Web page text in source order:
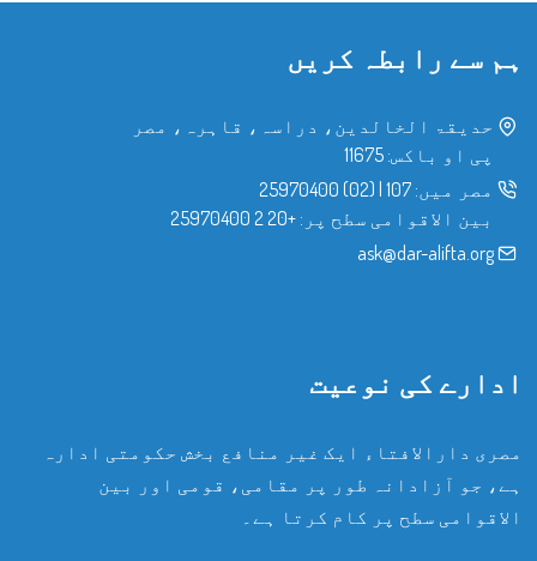
ہم سے رابطہ کریں
حدیقۃ الخالدین، دراسہ، قاہرہ، مصر
پی او باکس: 11675
مصر میں: 107
|
(02) 25970400
بین الاقوامی سطح پر: +20 2 25970400
ask@dar-alifta.org
ادارے کی نوعیت
مصری دارالافتاء ایک غیر منافع بخش حکومتی ادارہ
ہے، جو آزادانہ طور پر مقامی، قومی اور بین
الاقوامی سطح پر کام کرتا ہے۔